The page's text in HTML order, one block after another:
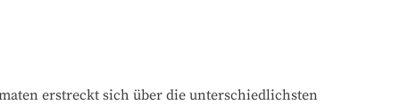
erstreckt sich über die unterschiedlichsten